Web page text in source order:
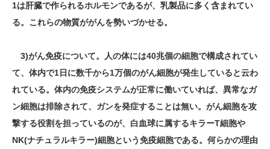
1は肝臓で作られるホルモンであるが、乳製品に多く含まれてい
る。これらの物質ががんを勢いづかせる。
3)がん免疫について。人の体には40兆個の細胞で構成されてい
て、体内で1日に数千から1万個のがん細胞が発生していると云わ
れている。体内の免疫システムが正常に働いていれば、異常なガ
ン細胞は排除されて、ガンを発症することは無い。がん細胞を攻
撃する役割を担っているのが、白血球に属するキラーT細胞や
NK(ナチュラルキラー)細胞という免疫細胞である。何らかの理由